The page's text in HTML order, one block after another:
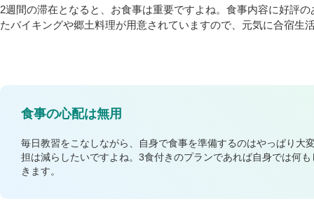
2週間の滞在となると、お食事は重要ですよね。食事内容に好評
たバイキングや郷土料理が用意されていますので、元気に合宿生
食事の心配は無用
毎日教習をこなしながら、自身で食事を準備するのはやっぱり大
担は減らしたいですよね。3食付きのプランであれば自身では何
きます。